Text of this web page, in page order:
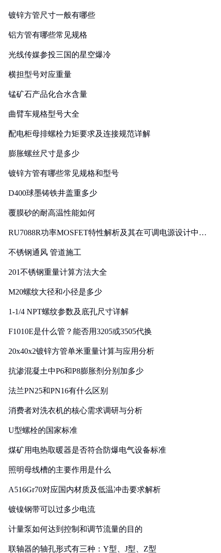
镀锌方管尺寸一般有哪些
铝方管有哪些常见规格
光线传媒参投三国的星空爆冷
横担型号对应重量
锰矿石产品化合水含量
曲臂车规格型号大全
配电柜母排螺栓力矩要求及连接规范详解
膨胀螺丝尺寸是多少
镀锌方管有哪些常见规格和型号
D400球墨铸铁井盖重多少
覆膜砂的耐高温性能如何
RU7088R功率MOSFET特性解析及其在可调电源设计中的
不锈钢通风 管道施工
201不锈钢重量计算方法大全
M20螺纹大径和小径是多少
1-1/4 NPT螺纹参数及底孔尺寸详解
F1010E是什么管？能否用3205或3505代换
20x40x2镀锌方管单米重量计算与应用分析
抗渗混凝土中P6和P8膨胀剂分别加多少
法兰PN25和PN16有什么区别
消费者对洗衣机的核心需求调研与分析
U型螺栓的国家标准
煤矿用电热取暖器是否符合防爆电气设备标准
照明母线槽的主要作用是什么
A516Gr70对应国内材质及低温冲击要求解析
镀镍钢带可以过多少电流
计量泵如何达到控制和调节流量的目的
联轴器的轴孔形式有三种：Y型、J型、Z型